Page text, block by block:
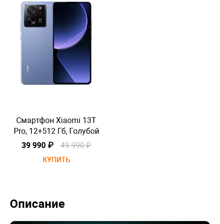
Смартфон Xiaomi 13T
Pro, 12+512 Гб, Голубой
39 990 ₽
49 990 ₽
КУПИТЬ
Описание